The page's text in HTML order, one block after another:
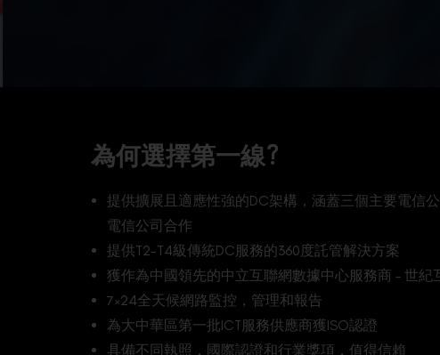
為何選擇第一線?
提供擴展且適應性強的DC架構，涵蓋三個主要電信
電信公司合作
提供T2-T4級傳統DC服務的360度託管解決方案
獲作為中國領先的中立互聯網數據中心服務商 – 世紀
7×24全天候網路監控，管理和報告
為大中華區第一批ICT服務供應商獲ISO認證
具備不同執照，國際認證和行業獎項，值得信賴